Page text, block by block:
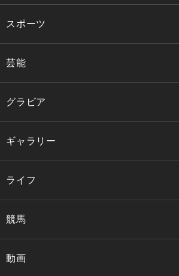
スポーツ
芸能
グラビア
ギャラリー
ライフ
競馬
動画